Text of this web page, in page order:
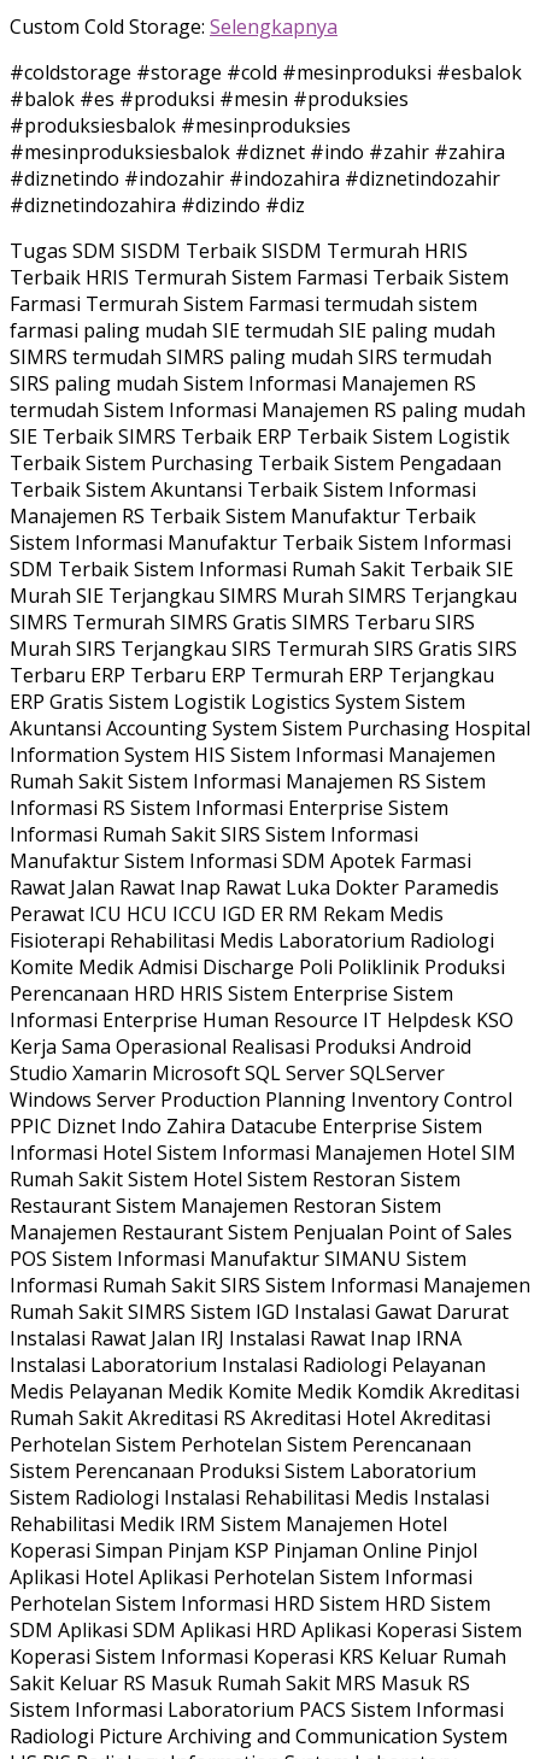
Custom Cold Storage: Selengkapnya
#coldstorage #storage #cold #mesinproduksi #esbalok
#balok #es #produksi #mesin #produksies
#produksiesbalok #mesinproduksies
#mesinproduksiesbalok #diznet #indo #zahir #zahira
#diznetindo #indozahir #indozahira #diznetindozahir
#diznetindozahira #dizindo #diz
Tugas SDM SISDM Terbaik SISDM Termurah HRIS
Terbaik HRIS Termurah Sistem Farmasi Terbaik Sistem
Farmasi Termurah Sistem Farmasi termudah sistem
farmasi paling mudah SIE termudah SIE paling mudah
SIMRS termudah SIMRS paling mudah SIRS termudah
SIRS paling mudah Sistem Informasi Manajemen RS
termudah Sistem Informasi Manajemen RS paling mudah
SIE Terbaik SIMRS Terbaik ERP Terbaik Sistem Logistik
Terbaik Sistem Purchasing Terbaik Sistem Pengadaan
Terbaik Sistem Akuntansi Terbaik Sistem Informasi
Manajemen RS Terbaik Sistem Manufaktur Terbaik
Sistem Informasi Manufaktur Terbaik Sistem Informasi
SDM Terbaik Sistem Informasi Rumah Sakit Terbaik SIE
Murah SIE Terjangkau SIMRS Murah SIMRS Terjangkau
SIMRS Termurah SIMRS Gratis SIMRS Terbaru SIRS
Murah SIRS Terjangkau SIRS Termurah SIRS Gratis SIRS
Terbaru ERP Terbaru ERP Termurah ERP Terjangkau
ERP Gratis Sistem Logistik Logistics System Sistem
Akuntansi Accounting System Sistem Purchasing Hospital
Information System HIS Sistem Informasi Manajemen
Rumah Sakit Sistem Informasi Manajemen RS Sistem
Informasi RS Sistem Informasi Enterprise Sistem
Informasi Rumah Sakit SIRS Sistem Informasi
Manufaktur Sistem Informasi SDM Apotek Farmasi
Rawat Jalan Rawat Inap Rawat Luka Dokter Paramedis
Perawat ICU HCU ICCU IGD ER RM Rekam Medis
Fisioterapi Rehabilitasi Medis Laboratorium Radiologi
Komite Medik Admisi Discharge Poli Poliklinik Produksi
Perencanaan HRD HRIS Sistem Enterprise Sistem
Informasi Enterprise Human Resource IT Helpdesk KSO
Kerja Sama Operasional Realisasi Produksi Android
Studio Xamarin Microsoft SQL Server SQLServer
Windows Server Production Planning Inventory Control
PPIC Diznet Indo Zahira Datacube Enterprise Sistem
Informasi Hotel Sistem Informasi Manajemen Hotel SIM
Rumah Sakit Sistem Hotel Sistem Restoran Sistem
Restaurant Sistem Manajemen Restoran Sistem
Manajemen Restaurant Sistem Penjualan Point of Sales
POS Sistem Informasi Manufaktur SIMANU Sistem
Informasi Rumah Sakit SIRS Sistem Informasi Manajemen
Rumah Sakit SIMRS Sistem IGD Instalasi Gawat Darurat
Instalasi Rawat Jalan IRJ Instalasi Rawat Inap IRNA
Instalasi Laboratorium Instalasi Radiologi Pelayanan
Medis Pelayanan Medik Komite Medik Komdik Akreditasi
Rumah Sakit Akreditasi RS Akreditasi Hotel Akreditasi
Perhotelan Sistem Perhotelan Sistem Perencanaan
Sistem Perencanaan Produksi Sistem Laboratorium
Sistem Radiologi Instalasi Rehabilitasi Medis Instalasi
Rehabilitasi Medik IRM Sistem Manajemen Hotel
Koperasi Simpan Pinjam KSP Pinjaman Online Pinjol
Aplikasi Hotel Aplikasi Perhotelan Sistem Informasi
Perhotelan Sistem Informasi HRD Sistem HRD Sistem
SDM Aplikasi SDM Aplikasi HRD Aplikasi Koperasi Sistem
Koperasi Sistem Informasi Koperasi KRS Keluar Rumah
Sakit Keluar RS Masuk Rumah Sakit MRS Masuk RS
Sistem Informasi Laboratorium PACS Sistem Informasi
Radiologi Picture Archiving and Communication System